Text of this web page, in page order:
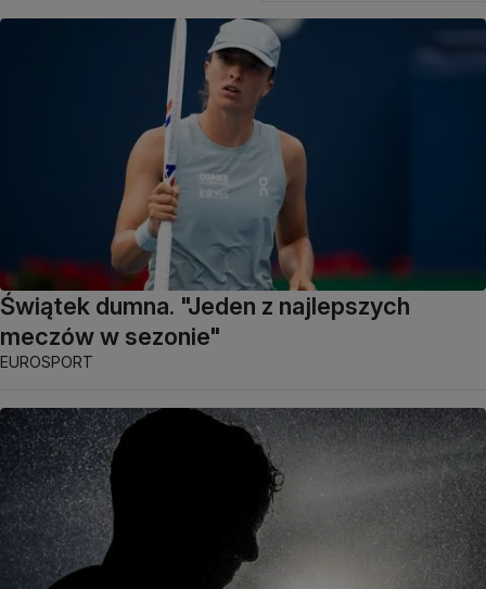
Świątek dumna. "Jeden z najlepszych
meczów w sezonie"
EUROSPORT